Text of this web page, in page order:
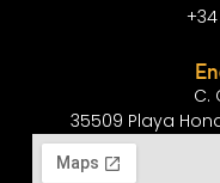
C.
35509 Playa